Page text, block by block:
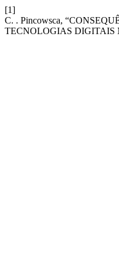
[1]
C. . Pincowsca,
TECNOLOGIAS